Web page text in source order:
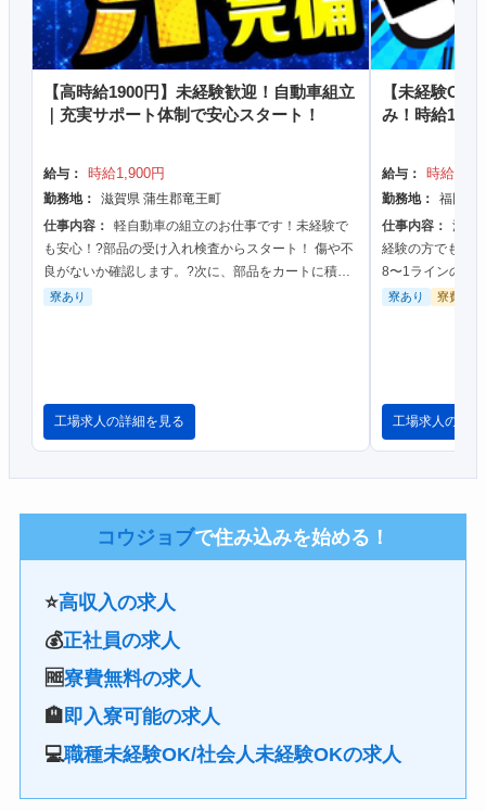
【高時給1900円】未経験歓迎！自動車組立
｜充実サポート体制で安心スタート！
給与： 時給1,900円
勤務地：
滋賀県 蒲生郡竜王町
仕事内容：
軽自動車の組立のお仕事です！未経験で
も安心！?部品の受け入れ検査からスタート！ 傷や不
良がないか確認します。?次に、部品をカートに積み
込み、 指定の場所へ運びます。?最後は倉庫から必要
寮あり
工場求人の詳細を見る
【未経験OK
み！時給
給与： 時給
勤務地：
福岡県
仕事内容：
浴室
経験の方でも安
8〜1ラインの作
搬のいずれかに
寮あり 寮費無
工場求人の詳
コウジョブで住み込みを始める！
⭐高収入の求人
💰正社員の求人
🆓寮費無料の求人
🏨即入寮可能の求人
💻職種未経験OK/社会人未経験OKの求人